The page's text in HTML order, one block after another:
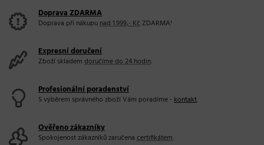
Doprava ZDARMA
Doprava při nákupunad 1.999,- KčZDARMA!
Expresní doručení
Zboží skladem doručíme do 24 hodin.
Profesionální poradenství
S výběrem správného zboží Vám poradíme -kontakt.
Ověřeno zákazníky
Spokojenost zákazníků zaručena certifikátem.